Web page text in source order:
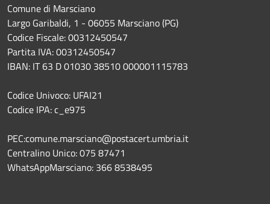
Comune di Marsciano
Largo Garibaldi, 1 - 06055 Marsciano (PG)
Codice Fiscale: 00312450547
Partita IVA: 00312450547
IBAN: IT 63 D 01030 38510 000001115783
Codice Univoco: UFAI21
Codice IPA: c_e975
PEC:comune.marsciano@postacert.umbria.it
Centralino Unico: 075 87471
WhatsAppMarsciano: 366 8538495